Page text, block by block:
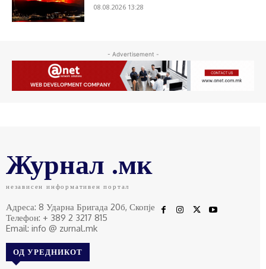
08.08.2026 13:28
- Advertisement -
Журнал .мк
независен информативен портал
Адреса: 8 Ударна Бригада 20б, Скопје
Телефон: + 389 2 3217 815
Email: info @ zurnal.mk
ОД УРЕДНИКОТ